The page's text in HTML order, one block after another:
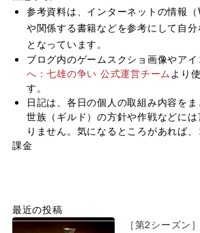
参考資料は、インターネットの情報（
や関係する書籍などを参考にして自
となっています。
ブログ内のゲームスクショ画像やアイ
へ：七雄の争い 公式運営チーム より
す。
日記は、各日の個人の取組み内容をま
世族（ギルド）の方針や作戦などに
りません。気になるところがあれば、
課金
最近の投稿
［第2シーズン